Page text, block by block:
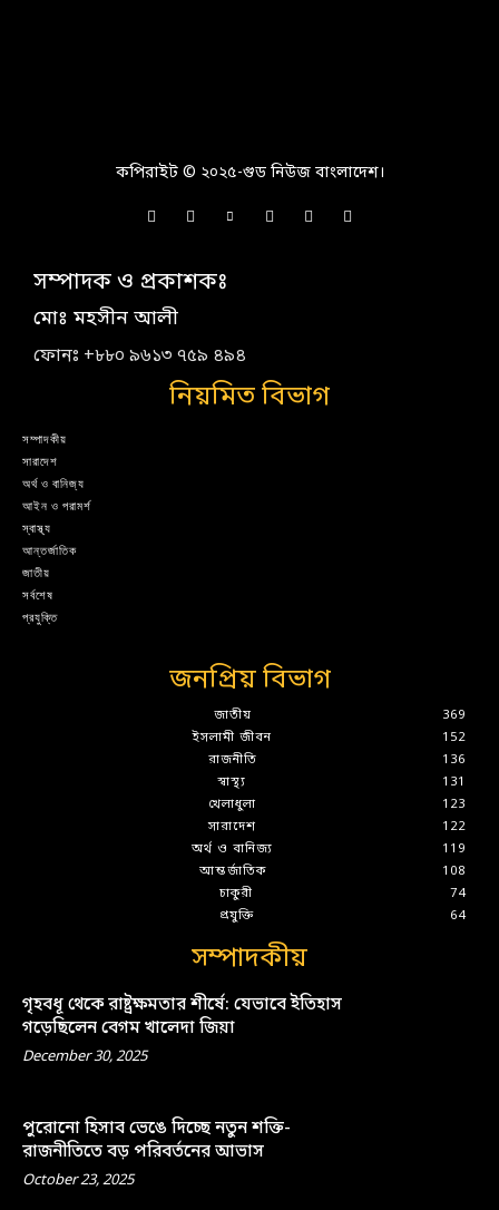
কপিরাইট © ২০২৫-গুড নিউজ বাংলাদেশ।
সম্পাদক ও প্রকাশকঃ
মোঃ মহসীন আলী
ফোনঃ +৮৮০ ৯৬১৩ ৭৫৯ ৪৯৪
নিয়মিত বিভাগ
সম্পাদকীয়
সারাদেশ
অর্থ ও বানিজ্য
আইন ও পরামর্শ
স্বাস্থ্য
আন্তর্জাতিক
জাতীয়
সর্বশেষ
প্রযুক্তি
জনপ্রিয় বিভাগ
জাতীয়
369
ইসলামী জীবন
152
রাজনীতি
136
স্বাস্থ্য
131
খেলাধুলা
123
সারাদেশ
122
অর্থ ও বানিজ্য
119
আন্তর্জাতিক
108
চাকুরী
74
প্রযুক্তি
64
সম্পাদকীয়
গৃহবধূ থেকে রাষ্ট্রক্ষমতার শীর্ষে: যেভাবে ইতিহাস
গড়েছিলেন বেগম খালেদা জিয়া
December 30, 2025
পুরোনো হিসাব ভেঙে দিচ্ছে নতুন শক্তি-
রাজনীতিতে বড় পরিবর্তনের আভাস
October 23, 2025